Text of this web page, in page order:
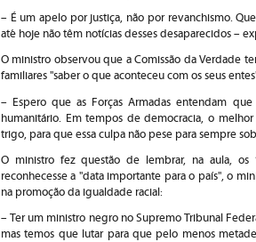
– É um apelo por justiça, não por revanchismo.
até hoje não têm notícias desses desaparecidos –
O ministro observou que a Comissão da Verdade
familiares "saber o que aconteceu com os seus
– Espero que as Forças Armadas entendam
humanitário. Em tempos de democracia, o
trigo, para que essa culpa não pese para sempre
O ministro fez questão de lembrar, na aula, os
reconhecesse a "data importante para o país", o
na promoção da igualdade racial:
– Ter um ministro negro no Supremo Tribunal
mas temos que lutar para que pelo menos